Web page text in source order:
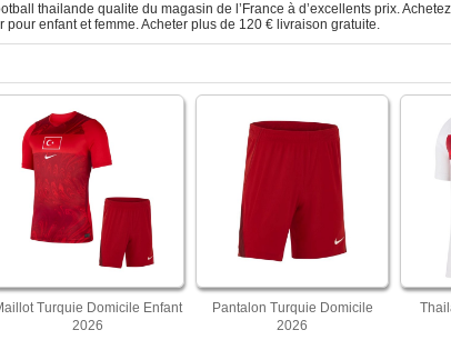
thailande qualite du magasin de l’France à d’excellents prix.
enfant et femme. Acheter plus de 120 € livraison gratuite.
Turquie Domicile Enfant
2026
Pantalon Turquie Domicile
2026